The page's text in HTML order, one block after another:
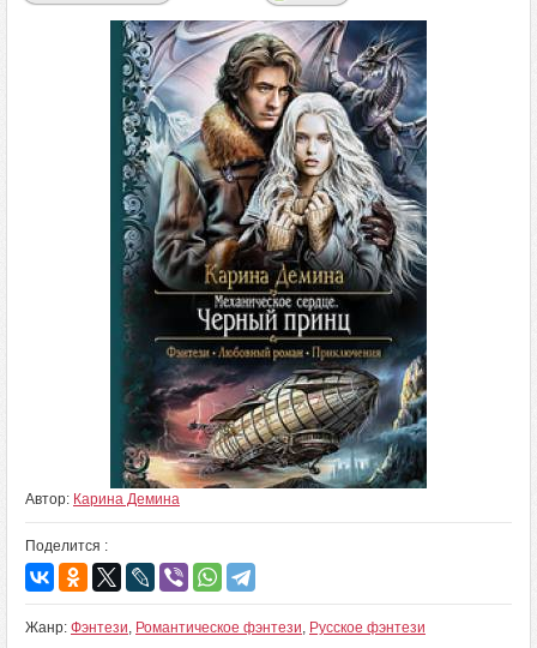
Автор: Карина Демина
Поделится :
Жанр: Фэнтези, Романтическое фэнтези, Русское фэнтези